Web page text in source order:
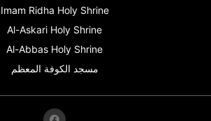
Imam Ridha Holy Shrine
Al-Askari Holy Shrine
Al-Abbas Holy Shrine
مسجد الكوفة المعظم